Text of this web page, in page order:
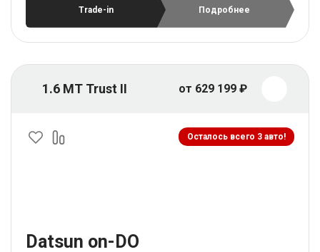
Trade-in Подробнее
1.6 MT Trust II от 629 199 ₽
Осталось всего 3 авто!
Datsun on-DO